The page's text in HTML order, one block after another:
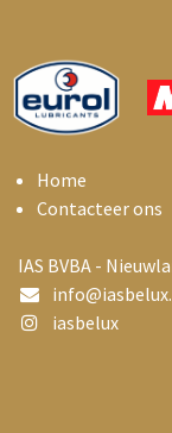
Home
Contacteer ons
IAS BVBA -
info@i
iasbelux